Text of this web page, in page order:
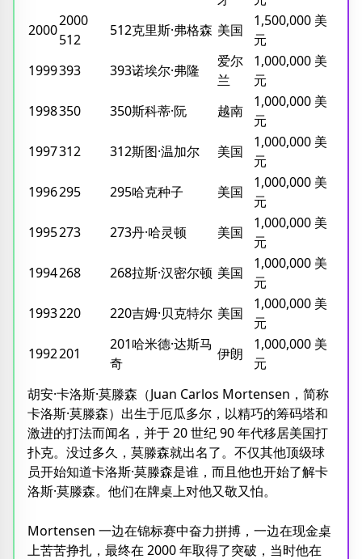
2000
2000
512
512克里斯·弗格森 美国
1,500,000 美
元
1999393 393诺埃尔·弗隆
爱尔
兰
1,000,000 美
元
1998350 350斯科蒂·阮 越南
1,000,000 美
元
1997312 312斯图·温加尔 美国
1,000,000 美
元
1996295 295哈克种子 美国
1,000,000 美
元
1995273 273丹·哈灵顿 美国
1,000,000 美
元
1994268 268拉斯·汉密尔顿 美国
1,000,000 美
元
1993220 220吉姆·贝克特尔 美国
1,000,000 美
元
1992201
201哈米德·达斯马
奇
伊朗
1,000,000 美
元
胡安·卡洛斯·莫滕森（Juan Carlos Mortensen，简称
卡洛斯·莫滕森）出生于厄瓜多尔，以精巧的筹码塔和
激进的打法而闻名，并于 20 世纪 90 年代移居美国打
扑克。没过多久，莫滕森就出名了。不仅其他顶级球
员开始知道卡洛斯·莫滕森是谁，而且他也开始了解卡
洛斯·莫滕森。他们在牌桌上对他又敬又怕。
Mortensen 一边在锦标赛中奋力拼搏，一边在现金桌
上苦苦挣扎，最终在 2000 年取得了突破，当时他在